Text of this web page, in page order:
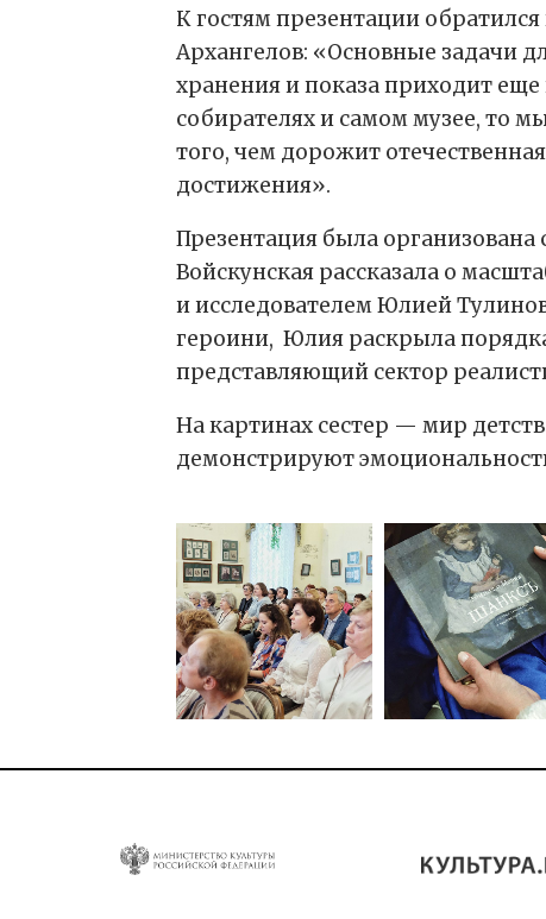
К гостям презентации
Архангелов: «Основные задачи
хранения и показа приходит
собирателях и самом музее, то
того, чем дорожит
достижения».
Презентация была
Войскунская рассказала о
и исследователем Юлией
героини, Юлия раскрыла
представляющий сектор
На картинах сестер — мир
демонстрируют